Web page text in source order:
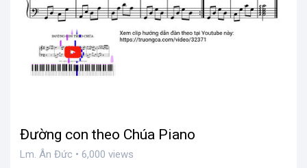
Đường con theo Chúa Piano
Lm. Ân Đức • 6,000 views